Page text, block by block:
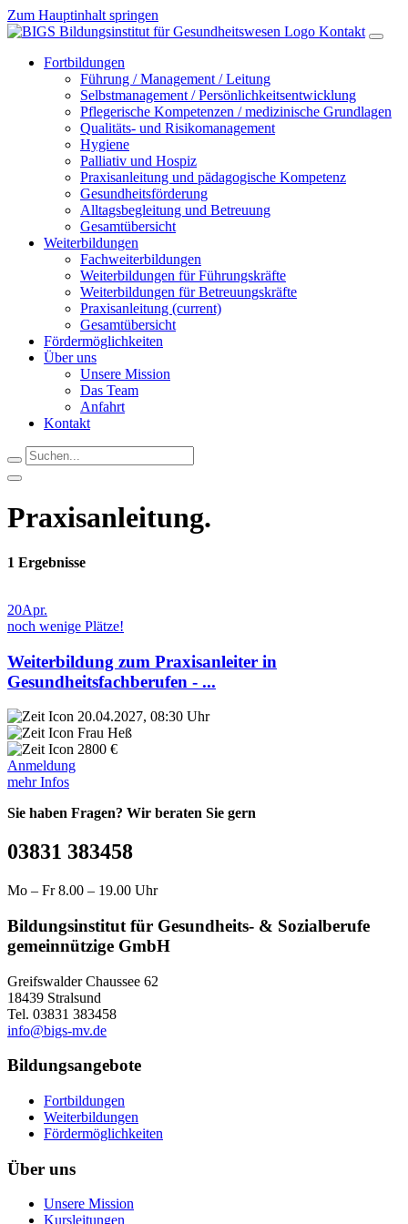
Zum Hauptinhalt springen
Kontakt
Fortbildungen
Führung / Management / Leitung
Selbstmanagement / Persönlichkeitsentwicklung
Pflegerische Kompetenzen / medizinische Grundlagen
Qualitäts- und Risikomanagement
Hygiene
Palliativ und Hospiz
Praxisanleitung und pädagogische Kompetenz
Gesundheitsförderung
Alltagsbegleitung und Betreuung
Gesamtübersicht
Weiterbildungen
Fachweiterbildungen
Weiterbildungen für Führungskräfte
Weiterbildungen für Betreuungskräfte
Praxisanleitung (current)
Gesamtübersicht
Fördermöglichkeiten
Über uns
Unsere Mission
Das Team
Anfahrt
Kontakt
Praxisanleitung.
1 Ergebnisse
20Apr.
noch wenige Plätze!
Weiterbildung zum Praxisanleiter in
Gesundheitsfachberufen - ...
20.04.2027, 08:30 Uhr
Frau Heß
2800 €
Anmeldung
mehr Infos
Sie haben Fragen? Wir beraten Sie gern
03831 383458
Mo – Fr 8.00 – 19.00 Uhr
Bildungsinstitut für Gesundheits- & Sozialberufe
gemeinnützige GmbH
Greifswalder Chaussee 62
18439 Stralsund
Tel. 03831 383458
info@bigs-mv.de
Bildungsangebote
Fortbildungen
Weiterbildungen
Fördermöglichkeiten
Über uns
Unsere Mission
Kursleitungen